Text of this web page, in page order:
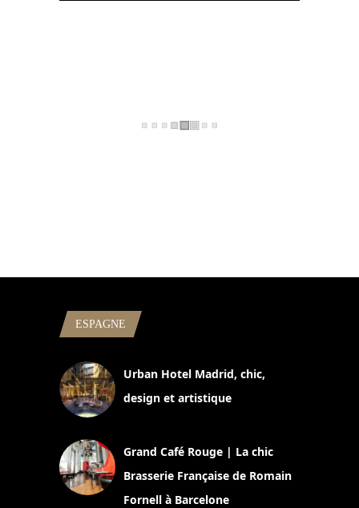
ESPAGNE
Urban Hotel Madrid, chic,
design et artistique
Grand Café Rouge | La chic
Brasserie Française de Romain
Fornell à Barcelone